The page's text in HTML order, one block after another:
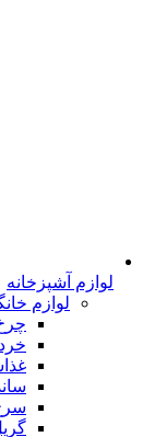
لوازم آشپزخانه
لوازم